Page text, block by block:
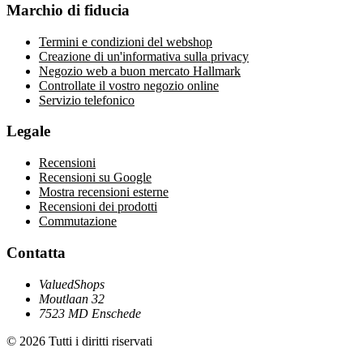
Marchio di fiducia
Termini e condizioni del webshop
Creazione di un'informativa sulla privacy
Negozio web a buon mercato Hallmark
Controllate il vostro negozio online
Servizio telefonico
Legale
Recensioni
Recensioni su Google
Mostra recensioni esterne
Recensioni dei prodotti
Commutazione
Contatta
ValuedShops
Moutlaan 32
7523 MD Enschede
© 2026 Tutti i diritti riservati